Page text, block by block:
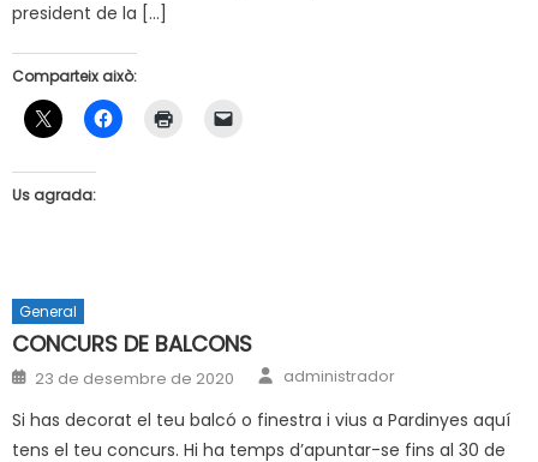
president de la […]
Comparteix això:
Us agrada:
General
CONCURS DE BALCONS
Posted
on
23 de desembre de 2020 Author
administrador
Si has decorat el teu balcó o finestra i vius a Pardinyes aquí
tens el teu concurs. Hi ha temps d’apuntar-se fins al 30 de